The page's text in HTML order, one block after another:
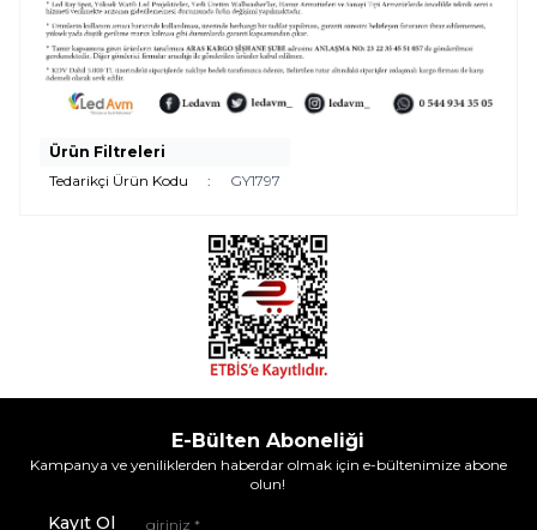
Ürün Filtreleri
Tedarikçi Ürün Kodu
: GY1797
E-Bülten Aboneliği
Kampanya ve yeniliklerden haberdar olmak için e-bültenimize abone
olun!
Kayıt Ol